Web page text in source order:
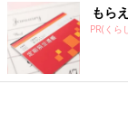
レギンスパンツ
もら
PR(くら